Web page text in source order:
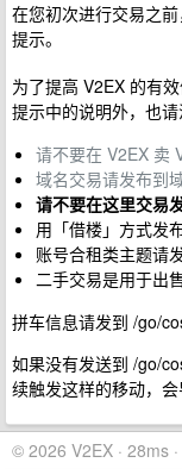
在您初次进行交易之
提示。
为了提高 V2EX 的有
提示中的说明外，也请
请不要在 V2EX 卖
域名交易请发布到
请不要在这里交易
用「借楼」方式发
账号合租类主题请
二手交易是用于出
拼车信息请发到 /go/
如果没有发送到 /go/
续触发这样的移动，会
© 2026 V2EX · 28ms